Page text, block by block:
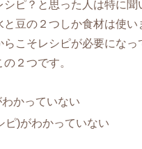
シピ？と思った人は特に聞
と豆の２つしか食材は使い
らこそレシピが必要になっ
２つです。
かっていない
ピ)がわかっていない